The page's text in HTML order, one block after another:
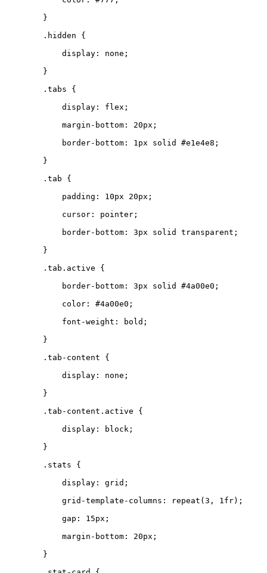
}
. hidden
{
display : none ;
}
. tabs
{
display : flex ;
margin-bottom : 20px ;
border-bottom : 1 px solid #e1e4e8 ;
}
. tab
{
padding : 10px 20px ;
cursor : pointer ;
border-bottom : 3px solid transparent ;
}
. tab . active
{
border-bottom : 3px solid #4a00e0 ;
color : #4a00e0 ;
font-weight : bold ;
}
. tab-content
{
display : none ;
}
. tab-content . active
{
display : block ;
}
. stats
{
display : grid ;
grid-template-columns : repeat (3 , 1 fr);
gap : 15px ;
margin-bottom : 20px ;
}